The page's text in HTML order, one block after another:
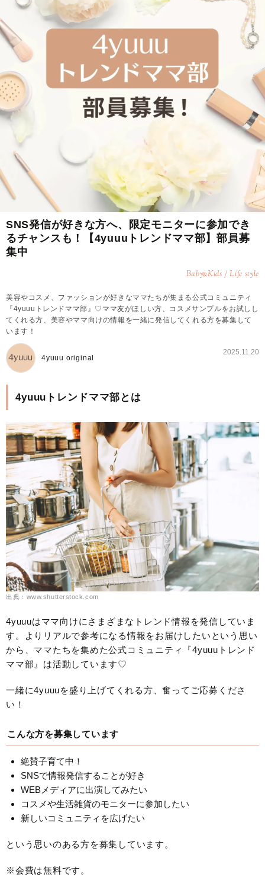
SNS発信が好きな方へ、限定モニターに参加でき
るチャンスも！【4yuuuトレンドママ部】部員募
集中
Baby&Kids / Life style
美容やコスメ、ファッションが好きなママたちが集まる公式コミュニティ
『4yuuuトレンドママ部』♡ママ友がほしい方、コスメサンプルをお試しし
てくれる方、美容やママ向けの情報を一緒に発信してくれる方を募集して
います！
4yuuu original
2025.11.20
4yuuuトレンドママ部とは
出典：www.shutterstock.com
4yuuuはママ向けにさまざまなトレンド情報を発信していま
す。よりリアルで参考になる情報をお届けしたいという思い
から、ママたちを集めた公式コミュニティ『4yuuuトレンド
ママ部』は活動しています♡
一緒に4yuuuを盛り上げてくれる方、奮ってご応募くださ
い！
こんな方を募集しています
絶賛子育て中！
SNSで情報発信することが好き
WEBメディアに出演してみたい
コスメや生活雑貨のモニターに参加したい
新しいコミュニティを広げたい
という思いのある方を募集しています。
※会費は無料です。